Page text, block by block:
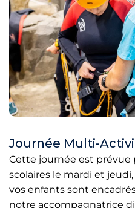
Journée Multi-
Cette journée est prévue
scolaires le mardi et
vos enfants sont
notre accompagnatrice